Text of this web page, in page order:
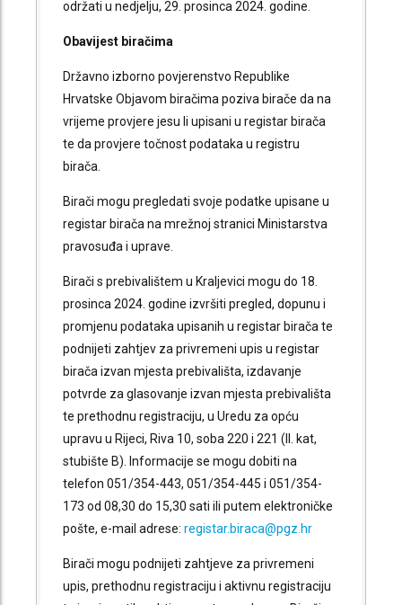
održati u nedjelju, 29. prosinca 2024. godine.
Obavijest biračima
Državno izborno povjerenstvo Republike
Hrvatske Objavom biračima poziva birače da na
vrijeme provjere jesu li upisani u registar birača
te da provjere točnost podataka u registru
birača.
Birači mogu pregledati svoje podatke upisane u
registar birača na mrežnoj stranici Ministarstva
pravosuđa i uprave.
Birači s prebivalištem u Kraljevici mogu do 18.
prosinca 2024. godine izvršiti pregled, dopunu i
promjenu podataka upisanih u registar birača te
podnijeti zahtjev za privremeni upis u registar
birača izvan mjesta prebivališta, izdavanje
potvrde za glasovanje izvan mjesta prebivališta
te prethodnu registraciju, u Uredu za opću
upravu u Rijeci, Riva 10, soba 220 i 221 (II. kat,
stubište B). Informacije se mogu dobiti na
telefon 051/354-443, 051/354-445 i 051/354-
173 od 08,30 do 15,30 sati ili putem elektroničke
pošte, e-mail adrese: registar.biraca@pgz.hr
Birači mogu podnijeti zahtjeve za privremeni
upis, prethodnu registraciju i aktivnu registraciju